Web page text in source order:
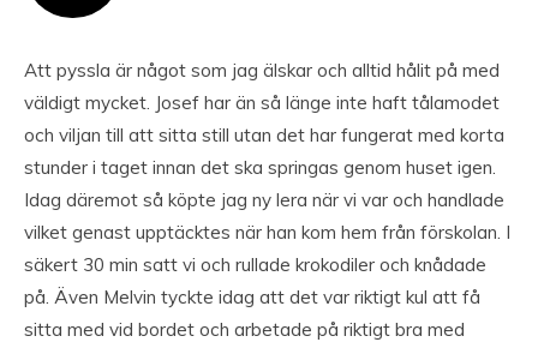
Att pyssla är något som jag älskar och alltid hålit på med
väldigt mycket. Josef har än så länge inte haft tålamodet
och viljan till att sitta still utan det har fungerat med korta
stunder i taget innan det ska springas genom huset igen.
Idag däremot så köpte jag ny lera när vi var och handlade
vilket genast upptäcktes när han kom hem från förskolan. I
säkert 30 min satt vi och rullade krokodiler och knådade
på. Även Melvin tyckte idag att det var riktigt kul att få
sitta med vid bordet och arbetade på riktigt bra med